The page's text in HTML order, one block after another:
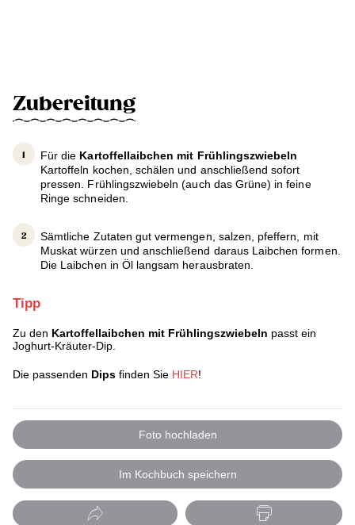
Zubereitung
Für die Kartoffellaibchen mit Frühlingszwiebeln
Kartoffeln kochen, schälen und anschließend sofort
pressen. Frühlingszwiebeln (auch das Grüne) in feine
Ringe schneiden.
Sämtliche Zutaten gut vermengen, salzen, pfeffern, mit
Muskat würzen und anschließend daraus Laibchen formen.
Die Laibchen in Öl langsam herausbraten.
Tipp
Zu den Kartoffellaibchen mit Frühlingszwiebeln passt ein
Joghurt-Kräuter-Dip.
Die passenden Dips finden Sie HIER!
Foto hochladen
Im Kochbuch speichern